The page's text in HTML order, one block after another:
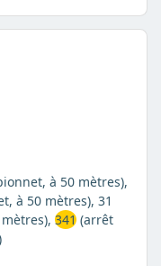
à 50 mètres),
à 50 mètres), 31
341(arrêt